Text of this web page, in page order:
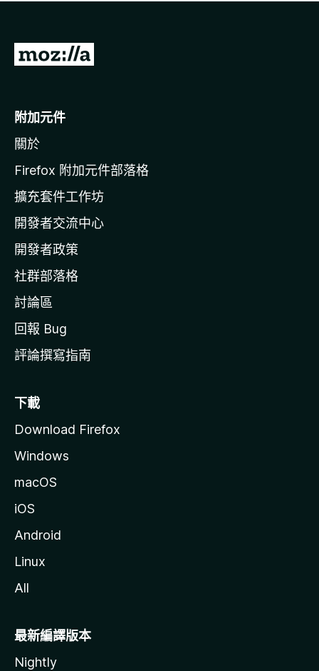
有
前
o
i
l
a
官
網
附加元件
關於
Firefox 附加元件部落格
擴充套件工作坊
開發者交流中心
開發者政策
社群部落格
討論區
回報 Bug
評論撰寫指南
下載
Download Firefox
Windows
macOS
iOS
Android
Linux
All
最新編譯版本
Nightly